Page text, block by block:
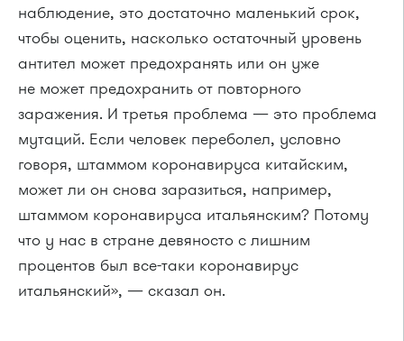
наблюдение, это достаточно маленький срок,
чтобы оценить, насколько остаточный уровень
антител может предохранять или он уже
не может предохранить от повторного
заражения. И третья проблема — это проблема
мутаций. Если человек переболел, условно
говоря, штаммом коронавируса китайским,
может ли он снова заразиться, например,
штаммом коронавируса итальянским? Потому
что у нас в стране девяносто с лишним
процентов был все-таки коронавирус
итальянский», — сказал он.